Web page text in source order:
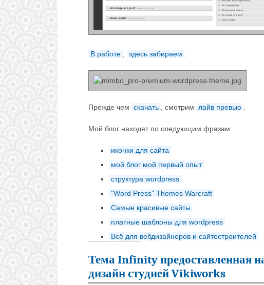
В работе , здесь забираем .
Прежде чем скачать , смотрим лайв превью .
Мой блог находят по следующим фразам
иконки для сайта
мой блог мой первый опыт
структура wordpress
"Word Press" Themes Warcraft
Самые красивые сайты
платные шаблоны для wordpress
Всё для вебдизайнеров и сайтостроителей
Тема Infinity предоставленная
дизайн студией Vikiworks